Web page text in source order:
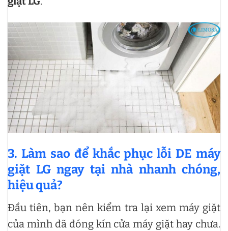
3. Làm sao để khắc phục lỗi DE máy
giặt LG ngay tại nhà nhanh chóng,
hiệu quả?
Đầu tiên, bạn nên kiểm tra lại xem máy giặt
của mình đã đóng kín cửa máy giặt hay chưa.